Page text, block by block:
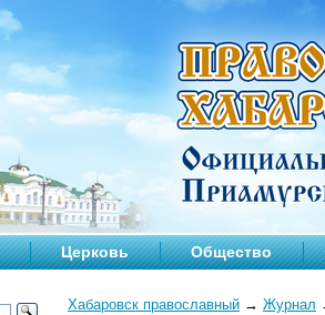
Церковь Общество
Хабаровск православный → Журнал